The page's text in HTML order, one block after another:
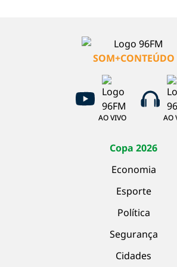
SOM+CONTEÚDO
AO VIVO AO
Copa 2026
Economia
Esporte
Política
Segurança
Cidades